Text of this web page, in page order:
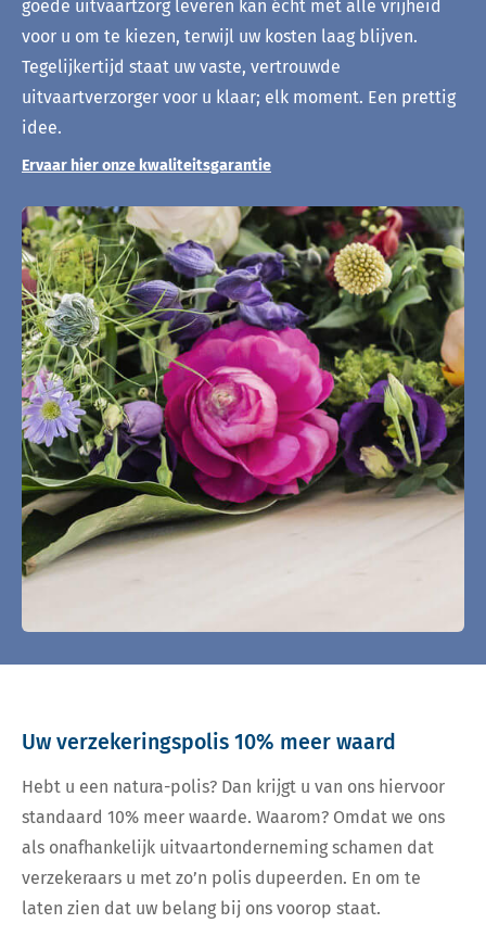
goede uitvaartzorg leveren kan écht met alle vrijheid
voor u om te kiezen, terwijl uw kosten laag blijven.
Tegelijkertijd staat uw vaste, vertrouwde
uitvaartverzorger voor u klaar; elk moment. Een prettig
idee.
Ervaar hier onze kwaliteitsgarantie
Uw verzekeringspolis 10% meer waard
Hebt u een natura-polis? Dan krijgt u van ons hiervoor
standaard 10% meer waarde. Waarom? Omdat we ons
als onafhankelijk uitvaartonderneming schamen dat
verzekeraars u met zo’n polis dupeerden. En om te
laten zien dat uw belang bij ons voorop staat.